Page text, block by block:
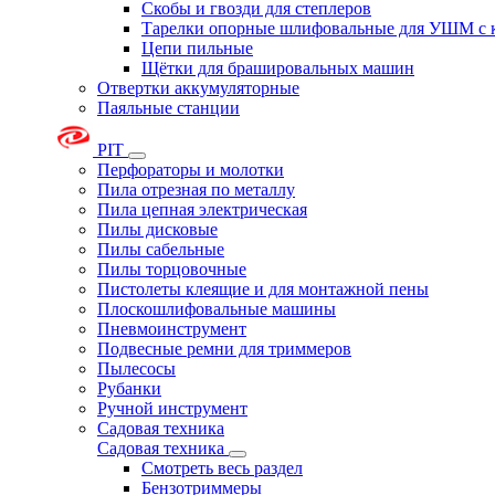
Скобы и гвозди для степлеров
Тарелки опорные шлифовальные для УШМ с
Цепи пильные
Щётки для брашировальных машин
Отвертки аккумуляторные
Паяльные станции
PIT
Перфораторы и молотки
Пила отрезная по металлу
Пила цепная электрическая
Пилы дисковые
Пилы сабельные
Пилы торцовочные
Пистолеты клеящие и для монтажной пены
Плоскошлифовальные машины
Пневмоинструмент
Подвесные ремни для триммеров
Пылесосы
Рубанки
Ручной инструмент
Садовая техника
Садовая техника
Смотреть весь раздел
Бензотриммеры